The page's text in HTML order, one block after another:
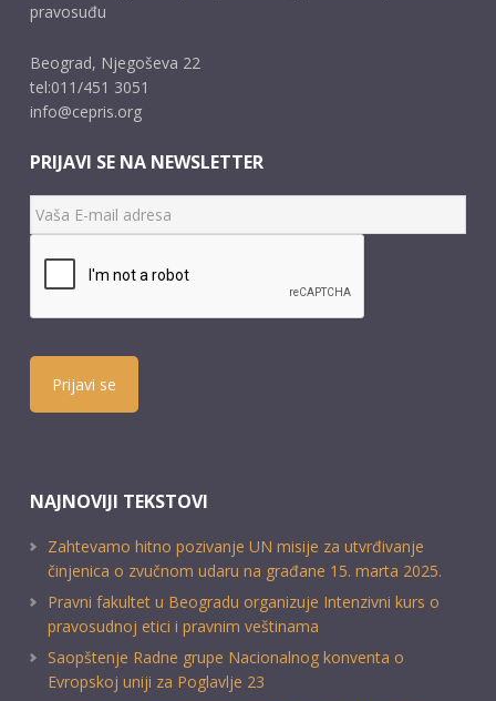
pravosuđu
Beograd, Njegoševa 22
tel:011/451 3051
info@cepris.org
PRIJAVI SE NA NEWSLETTER
Prijavi se
NAJNOVIJI TEKSTOVI
Zahtevamo hitno pozivanje UN misije za utvrđivanje
činjenica o zvučnom udaru na građane 15. marta 2025.
Pravni fakultet u Beogradu organizuje Intenzivni kurs o
pravosudnoj etici i pravnim veštinama
Saopštenje Radne grupe Nacionalnog konventa o
Evropskoj uniji za Poglavlje 23